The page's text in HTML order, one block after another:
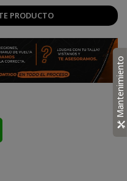
PRODUCTO
Mantenimiento